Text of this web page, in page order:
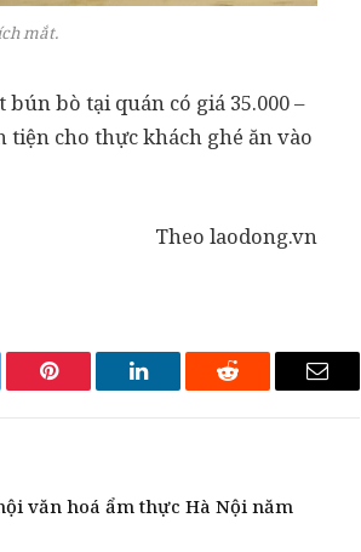
mắt.
bò tại quán có giá 35.000 –
tiện cho thực khách ghé ăn vào
Theo laodong.vn
Pinterest LinkedIn Reddit Email
văn hoá ẩm thực Hà Nội năm